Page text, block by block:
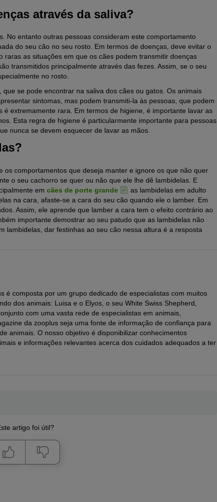
através da saliva?
No entanto outras pessoas consideram este comportamento
do seu cão no seu rosto. Em termos de doenças, deve evitar o
as situações em que os cães podem transmitir doenças
transmitidos principalmente através das fezes. Assim, se o seu
no rosto.
se pode encontrar na saliva dos cães ou gatos. Os animais
sintomas, mas podem transmiti-la às pessoas, que podem
extremamente rara. Em termos de higiene, é importante lavar as
Esta regra de higiene é particularmente importante para pessoas
nunca se devem esquecer de lavar as mãos.
os comportamentos que deseja manter e ignore os que não quer
o seu cachorro se quer ou não que ele lhe dê lambidelas. E
em cães de porte grande
as lambidelas em adulto
na cara, afaste-se a cara do seu cão quando ele o lamber. Em
Assim, ele aprende que lamber a cara tem o efeito contrário ao
importante demostrar ao seu patudo que as lambidelas não
lambidelas, dar festinhas ao seu cão nessa altura é a resposta
é composta por um grupo dedicado de especialistas com muitos
dos animais: Luisa e o Elyos, o seu White Swiss Shepherd,
com uma vasta rede de especialistas em animais,
da zooplus seja uma fonte de informação de confiança para
animais. O nosso objetivo é disponibilizar conhecimentos
e informações relevantes acerca dos cuidados adequados a ter
artigo foi útil?